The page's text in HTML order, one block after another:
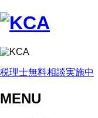
税理士無料相談実施中
MENU